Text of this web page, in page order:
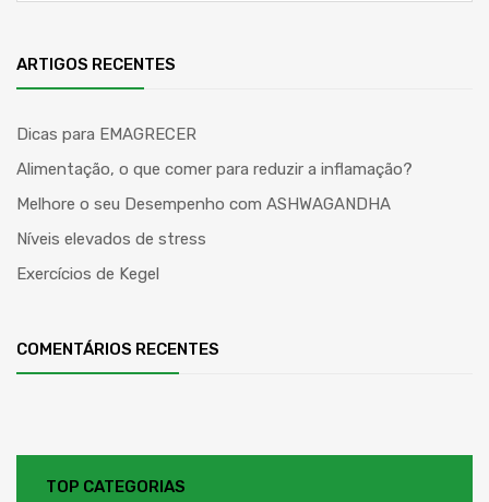
ARTIGOS RECENTES
Dicas para EMAGRECER
Alimentação, o que comer para reduzir a inflamação?
Melhore o seu Desempenho com ASHWAGANDHA
Níveis elevados de stress
Exercícios de Kegel
COMENTÁRIOS RECENTES
TOP CATEGORIAS